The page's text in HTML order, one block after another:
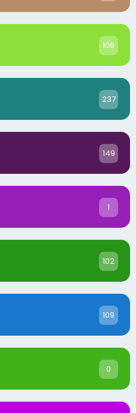
106
237
149
1
102
109
0